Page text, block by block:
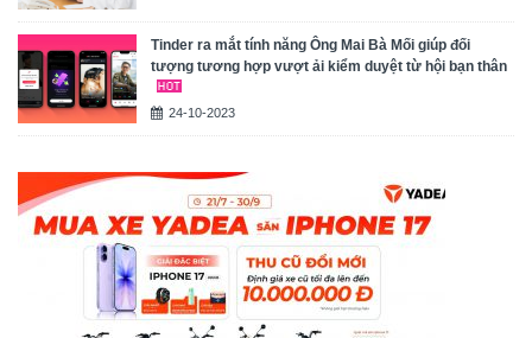
Tinder ra mắt tính năng Ông Mai Bà Mối giúp đối
tượng tương hợp vượt ải kiểm duyệt từ hội bạn thân
24-10-2023